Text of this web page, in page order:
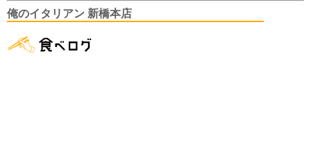
俺のイタリアン 新橋本店